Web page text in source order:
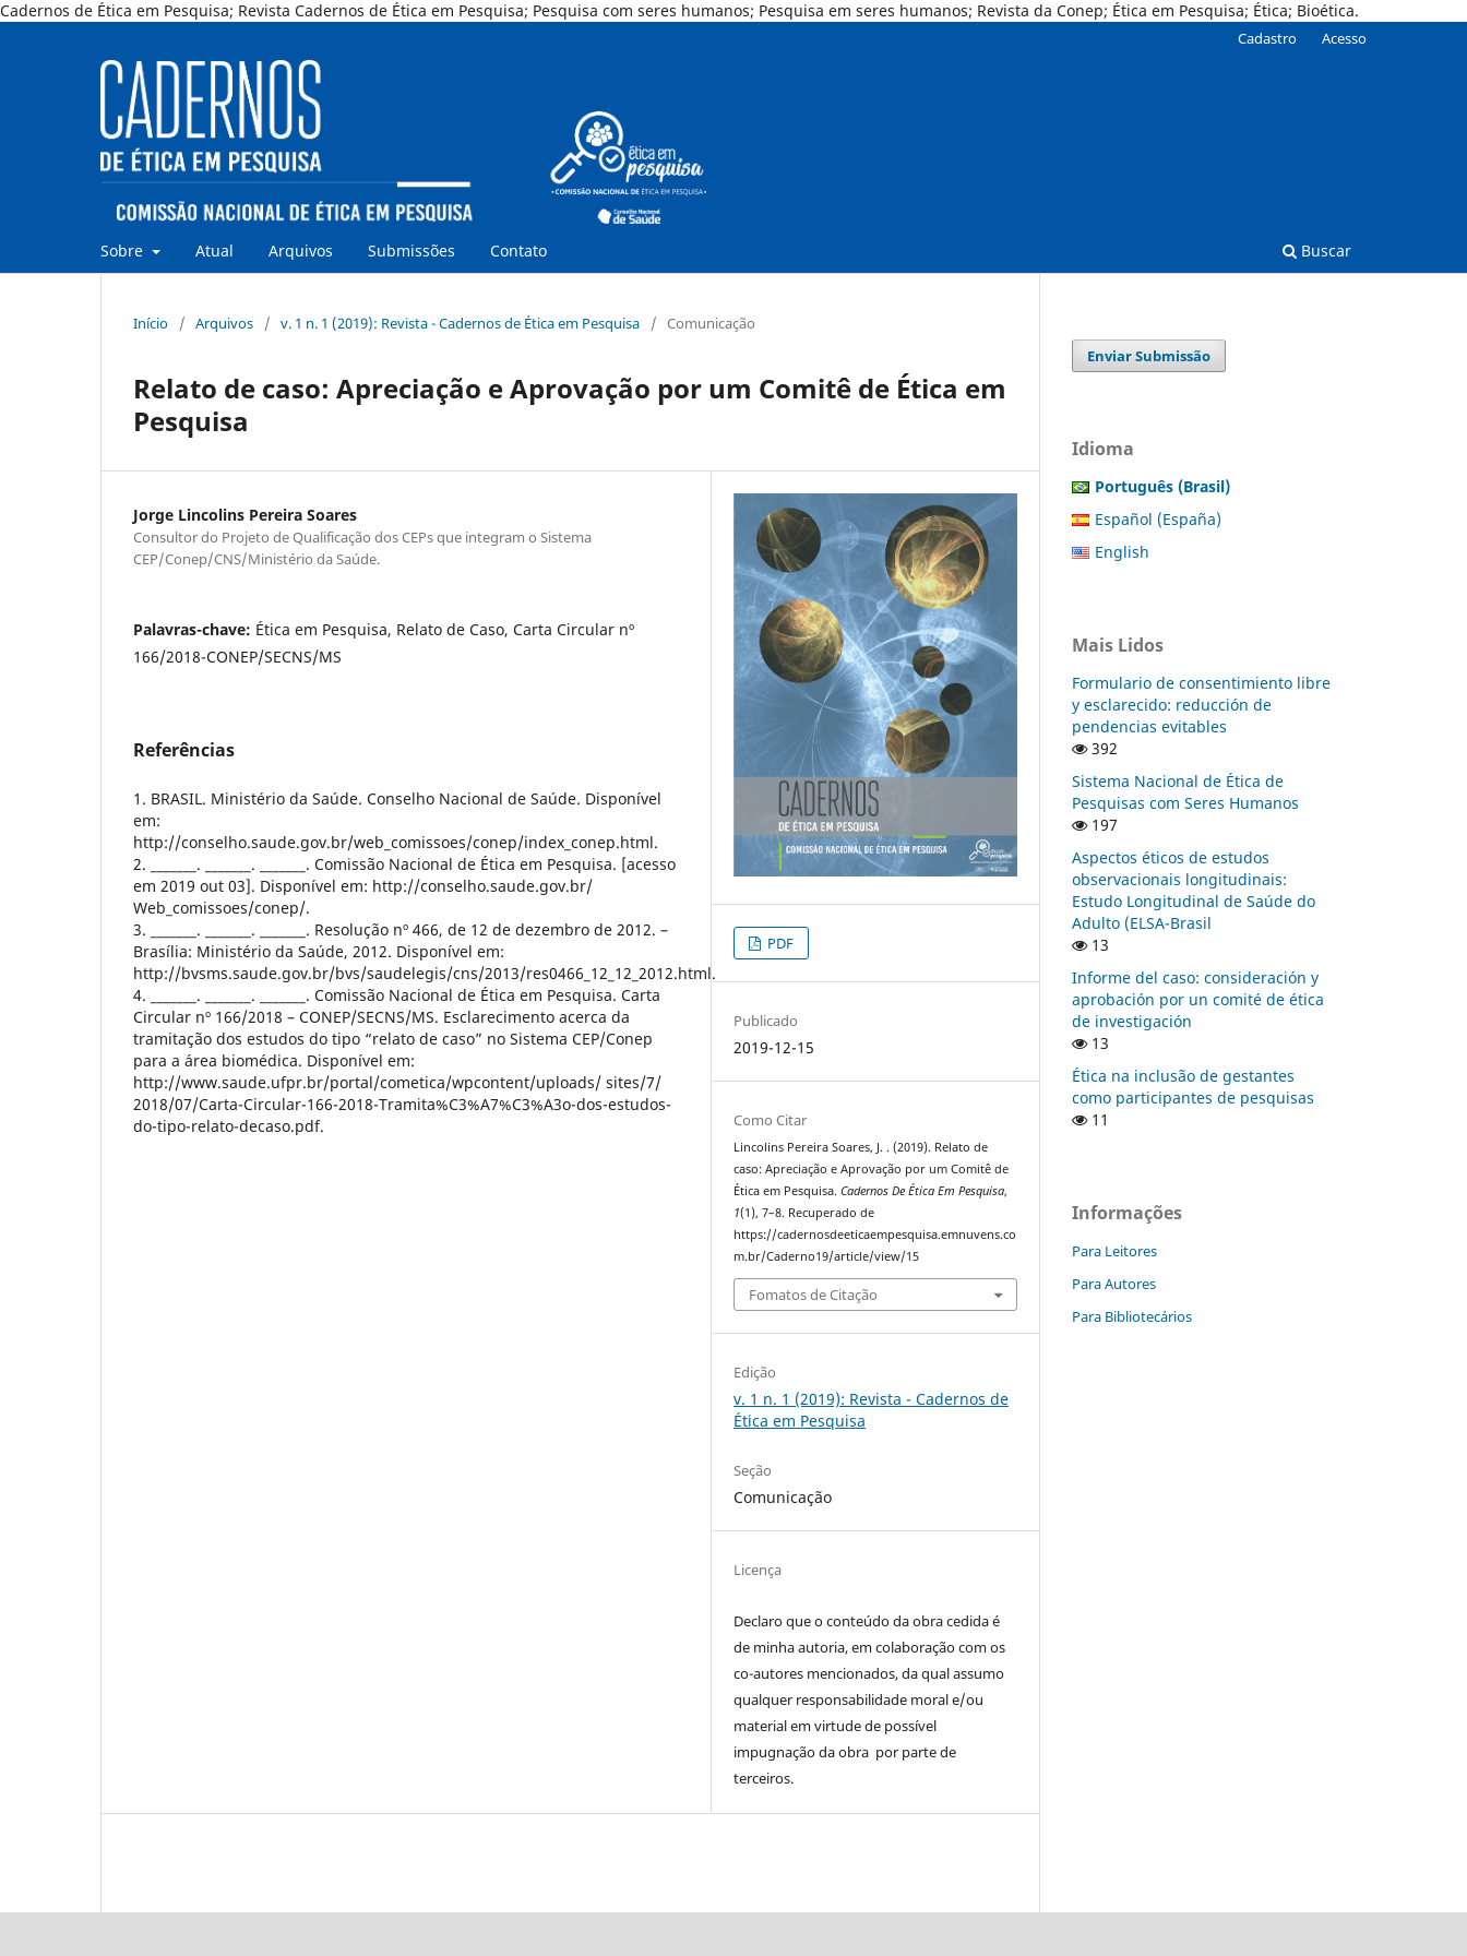
Cadernos de Ética em Pesquisa; Revista Cadernos de Ética em Pesquisa; Pesquisa com seres humanos; Pesquisa em seres humanos; Revista da Conep; Ética em Pesquisa; Ética; Bioética.
Sobre Atual Arquivos Submissões Contato Buscar
Cadastro Acesso
Início / Arquivos / v. 1 n. 1 (2019): Revista - Cadernos de Ética em Pesquisa / Comunicação
Relato de caso: Apreciação e Aprovação por um Comitê de Ética em
Pesquisa
Jorge Lincolins Pereira Soares
Consultor do Projeto de Qualificação dos CEPs que integram o Sistema
CEP/Conep/CNS/Ministério da Saúde.
Palavras-chave: Ética em Pesquisa, Relato de Caso, Carta Circular nº
166/2018-CONEP/SECNS/MS
Referências
1. BRASIL. Ministério da Saúde. Conselho Nacional de Saúde. Disponível
em:
http://conselho.saude.gov.br/web_comissoes/conep/index_conep.html.
2. _______. _______. _______. Comissão Nacional de Ética em Pesquisa. [acesso
em 2019 out 03]. Disponível em: http://conselho.saude.gov.br/
Web_comissoes/conep/.
3. _______. _______. _______. Resolução nº 466, de 12 de dezembro de 2012. –
Brasília: Ministério da Saúde, 2012. Disponível em:
http://bvsms.saude.gov.br/bvs/saudelegis/cns/2013/res0466_12_12_2012.html.
4. _______. _______. _______. Comissão Nacional de Ética em Pesquisa. Carta
Circular nº 166/2018 – CONEP/SECNS/MS. Esclarecimento acerca da
tramitação dos estudos do tipo “relato de caso” no Sistema CEP/Conep
para a área biomédica. Disponível em:
http://www.saude.ufpr.br/portal/cometica/wpcontent/uploads/ sites/7/
2018/07/Carta-Circular-166-2018-Tramita%C3%A7%C3%A3o-dos-estudos-
do-tipo-relato-decaso.pdf.
PDF
Publicado
2019-12-15
Como Citar
Lincolins Pereira Soares, J. . (2019). Relato de
caso: Apreciação e Aprovação por um Comitê de
Ética em Pesquisa.Cadernos De Ética Em Pesquisa,
1(1), 7–8. Recuperado de
https://cadernosdeeticaempesquisa.emnuvens.co
m.br/Caderno19/article/view/15
Fomatos de Citação
Edição
v. 1 n. 1 (2019): Revista - Cadernos de
Ética em Pesquisa
Seção
Comunicação
Licença
Declaro que o conteúdo da obra cedida é
de minha autoria, em colaboração com os
co-autores mencionados, da qual assumo
qualquer responsabilidade moral e/ou
material em virtude de possível
impugnação da obra por parte de
terceiros.
Enviar Submissão
Idioma
Português (Brasil)
Español (España)
English
Mais Lidos
Formulario de consentimiento libre
y esclarecido: reducción de
pendencias evitables
392
Sistema Nacional de Ética de
Pesquisas com Seres Humanos
197
Aspectos éticos de estudos
observacionais longitudinais:
Estudo Longitudinal de Saúde do
Adulto (ELSA-Brasil
13
Informe del caso: consideración y
aprobación por un comité de ética
de investigación
13
Ética na inclusão de gestantes
como participantes de pesquisas
11
Informações
Para Leitores
Para Autores
Para Bibliotecários